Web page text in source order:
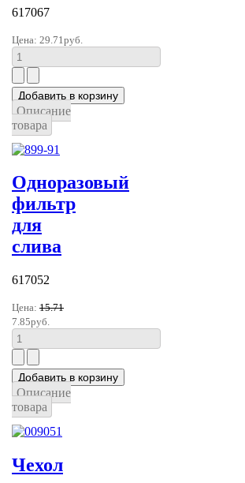
617067
Цена: 29.71руб.
Описание
товара
Одноразовый
фильтр
для
слива
617052
Цена: 15.71
7.85руб.
Описание
товара
Чехол